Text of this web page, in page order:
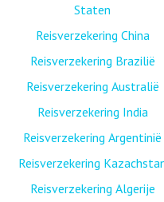
Staten
Reisverzekering China
Reisverzekering Brazilië
Reisverzekering Australië
Reisverzekering India
Reisverzekering Argentinië
Reisverzekering
Reisverzekering Algerije